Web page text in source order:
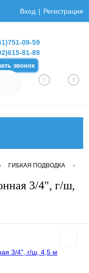
Вход Регистрация
09-59
81-89
звонок
0 0
ГИБКАЯ ПОДВОДКА •
3/4", г/ш,